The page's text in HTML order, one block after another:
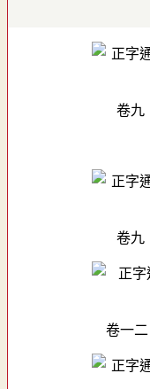
卷九
卷九
卷一